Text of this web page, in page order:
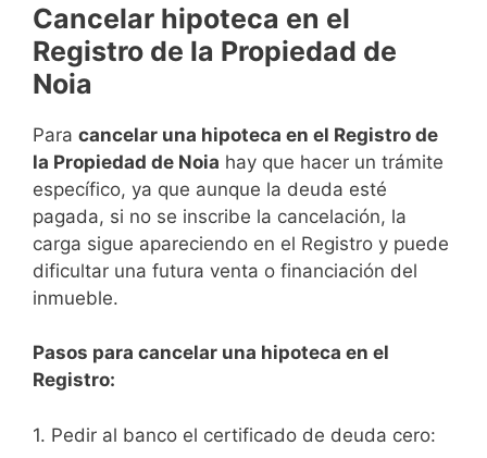
Cancelar hipoteca en el
Registro de la Propiedad de
Noia
Para cancelar una hipoteca en el Registro de
la Propiedad de Noia hay que hacer un trámite
específico, ya que aunque la deuda esté
pagada, si no se inscribe la cancelación, la
carga sigue apareciendo en el Registro y puede
dificultar una futura venta o financiación del
inmueble.
Pasos para cancelar una hipoteca en el
Registro:
1. Pedir al banco el certificado de deuda cero: